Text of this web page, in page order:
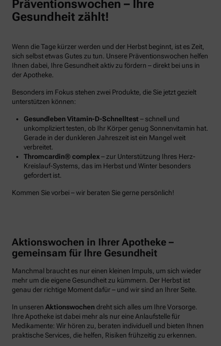
Präventionswochen – Ihre
Gesundheit zählt!
Wenn die Tage kürzer werden und der Herbst beginnt, ist es Zeit,
sich selbst etwas Gutes zu tun. Unsere Präventionswochen helfen
Ihnen dabei, Ihre Gesundheit aktiv zu fördern – direkt bei uns in
der Apotheke.
Besonders im Fokus stehen zwei Produkte, die Sie jetzt gezielt
unterstützen können:
Gesundleben Vitamin-D-Schnelltest– schnell und
unkompliziert testen, ob Ihr Körper genug Sonnenvitamin hat.
Gerade in der dunkleren Jahreszeit ist ein Mangel weit
verbreitet.
Thromcardin® complex– zur Unterstützung Ihres Herz-
Kreislauf-Systems, das im Herbst und Winter besonders
gefordert ist.
Kommen Sie vorbei – wir beraten Sie gerne persönlich!
Aktionswochen in Ihrer Apotheke –
gemeinsam für Ihre Gesundheit
Manchmal braucht es nur einen kleinen Impuls, um sich wieder
mehr um die eigene Gesundheit zu kümmern. Der Herbst ist
genau der richtige Moment dafür – und wir sind an Ihrer Seite.
In unseren Aktionswochendreht sich alles um Ihre Vorsorge.
Ihre Apotheke ist dabei mehr als nur eine Anlaufstelle für
Medikamente: Wir hören zu, beraten individuell und bieten Ihnen
praktische Services, die helfen, Risiken frühzeitig zu erkennen.